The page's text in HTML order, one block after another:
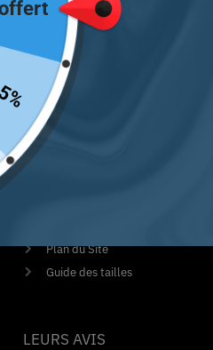
INFORMATIONS
Mon Compte
Suivre ma Commande
F.A.Q/ Contact
Politique de
remboursement et de
Plan du Site
Guide des tailles
LEURS AVIS